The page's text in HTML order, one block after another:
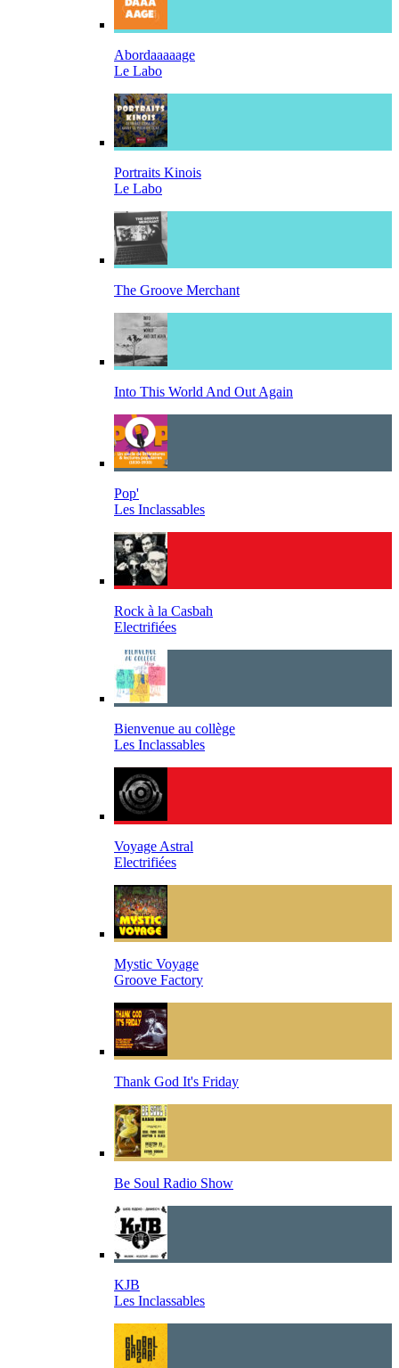
Abordaaaaage
Le Labo
Portraits Kinois
Le Labo
The Groove Merchant
Into This World And Out Again
Pop'
Les Inclassables
Rock à la Casbah
Electrifiées
Bienvenue au collège
Les Inclassables
Voyage Astral
Electrifiées
Mystic Voyage
Groove Factory
Thank God It's Friday
Be Soul Radio Show
KJB
Les Inclassables